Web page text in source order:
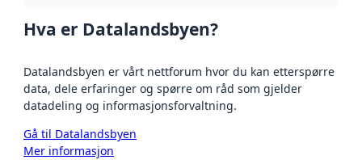
Hva er Datalandsbyen?
Datalandsbyen er vårt nettforum hvor du kan etterspørre
data, dele erfaringer og spørre om råd som gjelder
datadeling og informasjonsforvaltning.
Gå til Datalandsbyen
Mer informasjon